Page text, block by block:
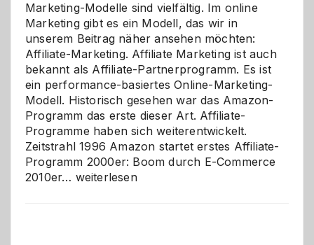
Marketing-Modelle sind vielfältig. Im online
Marketing gibt es ein Modell, das wir in
unserem Beitrag näher ansehen möchten:
Affiliate-Marketing. Affiliate Marketing ist auch
bekannt als Affiliate-Partnerprogramm. Es ist
ein performance-basiertes Online-Marketing-
Modell. Historisch gesehen war das Amazon-
Programm das erste dieser Art. Affiliate-
Programme haben sich weiterentwickelt.
Zeitstrahl 1996 Amazon startet erstes Affiliate-
Programm 2000er: Boom durch E-Commerce
2010er… Affiliate-
weiterlesen